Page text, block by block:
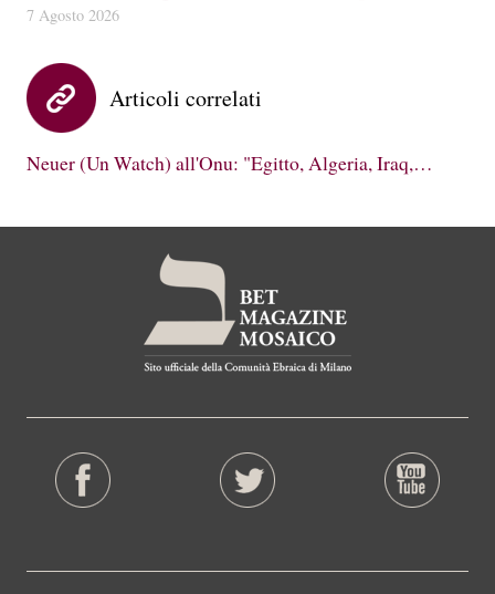
7 Agosto 2026
Articoli correlati
Neuer (Un Watch) all'Onu: "Egitto, Algeria, Iraq,…